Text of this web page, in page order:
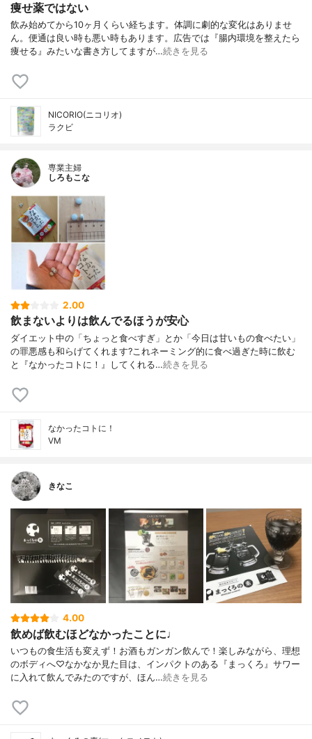
痩せ薬ではない
飲み始めてから10ヶ月くらい経ちます。体調に劇的な変化はありませ
ん。便通は良い時も悪い時もあります。広告では『腸内環境を整えたら
痩せる』みたいな書き方してますが…続きを見る
NICORIO(ニコリオ)
ラクビ
専業主婦
しろもこな
2.00
飲まないよりは飲んでるほうが安心
ダイエット中の「ちょっと食べすぎ」とか「今日は甘いもの食べたい」
の罪悪感も和らげてくれます?これネーミング的に食べ過ぎた時に飲む
と『なかったコトに！』してくれる…続きを見る
なかったコトに！
VM
きなこ
4.00
飲めば飲むほどなかったことに♩
いつもの食生活も変えず！お酒もガンガン飲んで！楽しみながら、理想
のボディへ♡なかなか見た目は、インパクトのある『まっくろ』サワー
に入れて飲んでみたのですが、ほん…続きを見る